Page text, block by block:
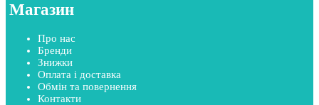
Магазин
Про нас
Бренди
Знижки
Оплата і доставка
Обмін та повернення
Контакти